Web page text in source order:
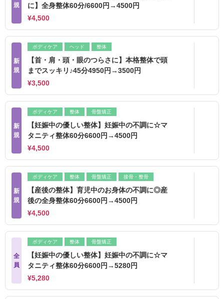
規
に】全身整体60分/6600円→4500円
¥4,500
新
規
ボディケア ヘッド 整体
【首・肩・頭・眼のつらさに】本格整体で頭
までスッキリ♪45分4950円→3500円
¥3,500
新
規
ボディケア 整体 骨盤矯正
【妊娠中の優しい整体】妊娠中の不調に☆マ
タニティ整体60分6600円→4500円
¥4,500
新
規
ボディケア 整体 骨盤矯正 接骨・整骨
【産後の整体】育児中のお身体の不調に◎産
後の全身整体60分6600円→4500円
¥4,500
全
員
ボディケア 整体 骨盤矯正
【妊娠中の優しい整体】妊娠中の不調に☆マ
タニティ整体60分6600円→5280円
¥5,280